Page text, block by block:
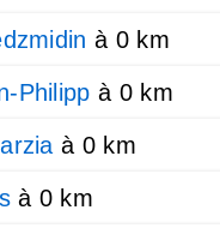
à 0 km
Philipp à 0 km
à 0 km
à 0 km